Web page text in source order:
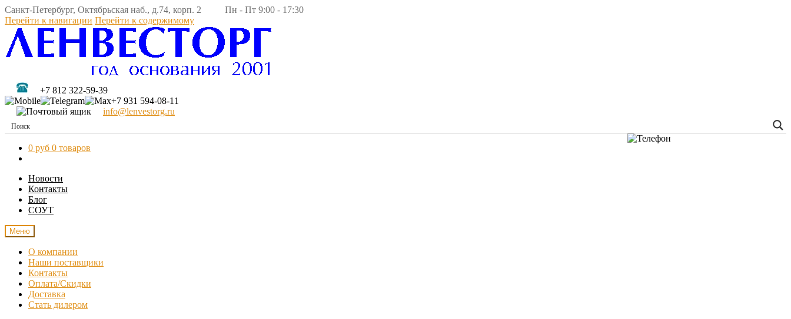
Санкт-Петербург, Октябрьская наб., д.74, корп. 2 Пн - Пт 9:00 - 17:30
Перейти к навигации Перейти к содержимому
+7 812 322-59-39
+7 931 594-08-11
info@lenvestorg.ru
0 руб 0 товаров
Новости
Контакты
Блог
СОУТ
Меню
О компании
Наши поставщики
Контакты
Оплата/Скидки
Доставка
Стать дилером